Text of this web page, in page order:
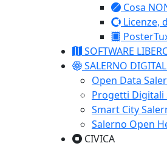
Cosa
Licenze,
SOFTWARE
SALERNO
Open Data
Progetti Digitali
Smart City
Salerno Open
CIVICA